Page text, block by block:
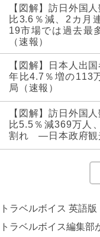
【図解】訪日外国
比3.6％減、2カ月
19市場では過去
（速報）
【図解】日本人出
年比4.7％増の
局（速報）
【図解】訪日外国
比5.5％減369万人
割れ ―日本政府観
トラベルボイス 英語版
トラベルボイス編集部